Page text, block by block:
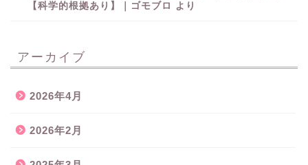
【科学的根拠あり】｜ゴモブロ より
アーカイブ
2026年4月
2026年2月